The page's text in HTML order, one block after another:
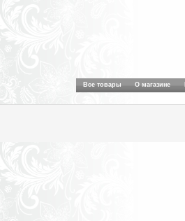
Все товары О магазине